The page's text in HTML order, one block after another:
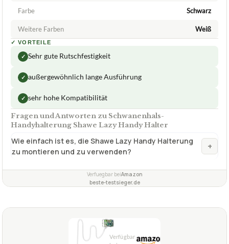
Farbe Schwarz
Weitere Farben Weiß
✓ VORTEILE
✓ Sehr gute Rutschfestigkeit
✓ außergewöhnlich lange Ausführung
✓ sehr hohe Kompatibilität
Fragen und Antworten zu Schwanenhals-
Handyhalterung Shawe Lazy Handy Halter
Wie einfach ist es, die Shawe Lazy Handy Halterung
zu montieren und zu verwenden?
+
Verfuegbar beiAmazon
beste-testsieger.de